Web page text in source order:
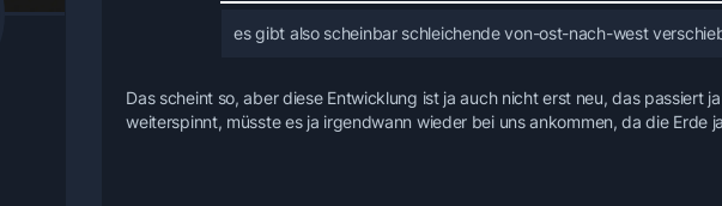
es gibt also scheinbar schleichende von-ost-nach-west
Das scheint so, aber diese Entwicklung ist ja auch nicht erst neu, das passiert
weiterspinnt, müsste es ja irgendwann wieder bei uns ankommen, da die Erde